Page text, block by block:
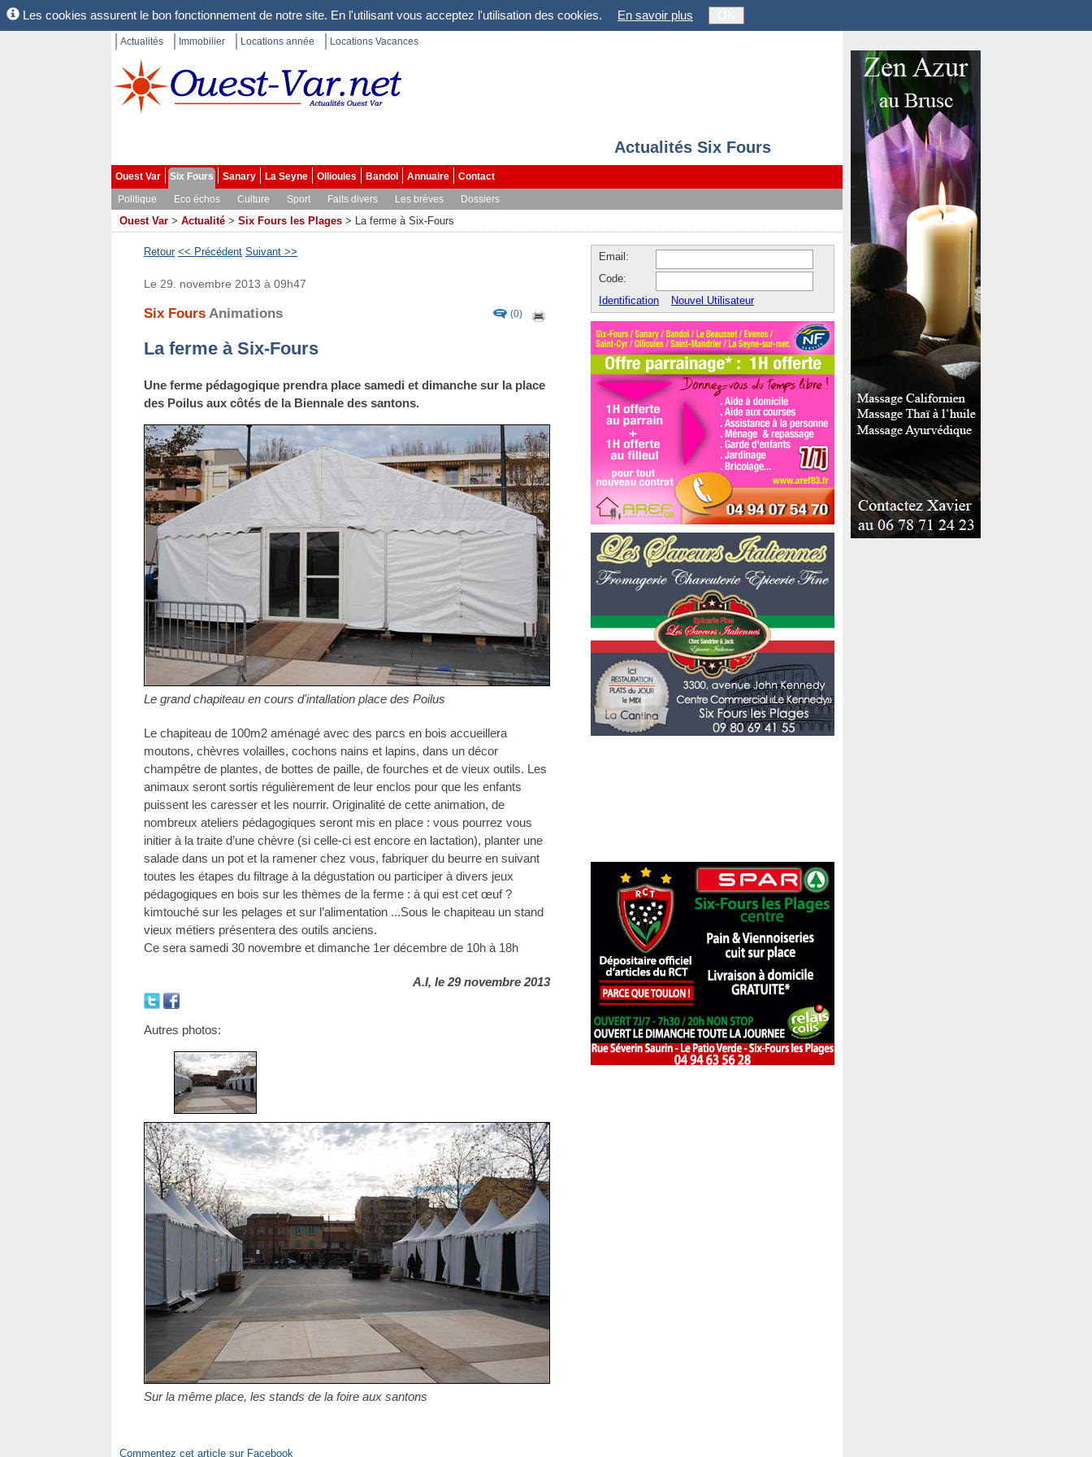
Les cookies assurent le bon fonctionnement de notre site. En l'utilisant vous acceptez l'utilisation des cookies. En savoir plus
Actualités Immobilier Locations année Locations Vacances
Actualités Six Fours
Ouest Var Six Fours Sanary La Seyne Ollioules Bandol Annuaire
Contact
Politique
Eco échos Culture Sport Faits divers Les brèves Dossiers
Ouest Var > Actualité > Six Fours les Plages > La ferme à Six-Fours
Retour << Précédent Suivant >>
(0)
Le 29. novembre 2013 à 09h47
Six Fours Animations
La ferme à Six-Fours
Une ferme pédagogique prendra place samedi et dimanche sur la place
des Poilus aux côtés de la Biennale des santons.
Le grand chapiteau en cours d'intallation place des Poilus
Le chapiteau de 100m2 aménagé avec des parcs en bois accueillera
moutons, chèvres volailles, cochons nains et lapins, dans un décor
champêtre de plantes, de bottes de paille, de fourches et de vieux outils. Les
animaux seront sortis régulièrement de leur enclos pour que les enfants
puissent les caresser et les nourrir. Originalité de cette animation, de
nombreux ateliers pédagogiques seront mis en place : vous pourrez vous
initier à la traite d’une chèvre (si celle-ci est encore en lactation), planter une
salade dans un pot et la ramener chez vous, fabriquer du beurre en suivant
toutes les étapes du filtrage à la dégustation ou participer à divers jeux
pédagogiques en bois sur les thèmes de la ferme : à qui est cet œuf ?
kimtouché sur les pelages et sur l’alimentation ...Sous le chapiteau un stand
vieux métiers présentera des outils anciens.
Ce sera samedi 30 novembre et dimanche 1er décembre de 10h à 18h
A.I, le 29 novembre 2013
Autres photos:
Sur la même place, les stands de la foire aux santons
Commentez cet article sur Facebook
Email:
Code:
Identification
Nouvel Utilisateur